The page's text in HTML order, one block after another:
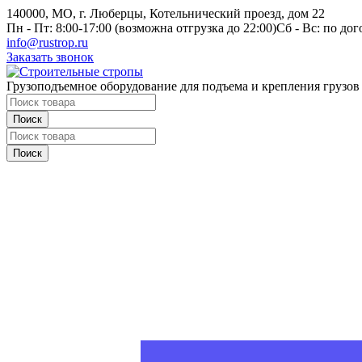
140000, МО, г. Люберцы, Котельнический проезд, дом 22
Пн - Пт: 8:00-17:00 (возможна отгрузка до 22:00)Сб - Вс: по
info@rustrop.ru
Заказать звонок
Грузоподъемное оборудование для подъема и крепления грузов
Поиск
Поиск